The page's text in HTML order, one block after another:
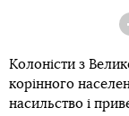
Колоністи з
корінного
насильство і